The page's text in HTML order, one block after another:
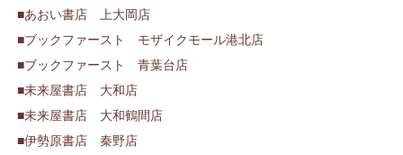
あおい書店 上大岡店
ブックファースト モザイクモール港北店
ブックファースト 青葉台店
未来屋書店 大和店
未来屋書店 大和鶴間店
伊勢原書店 秦野店